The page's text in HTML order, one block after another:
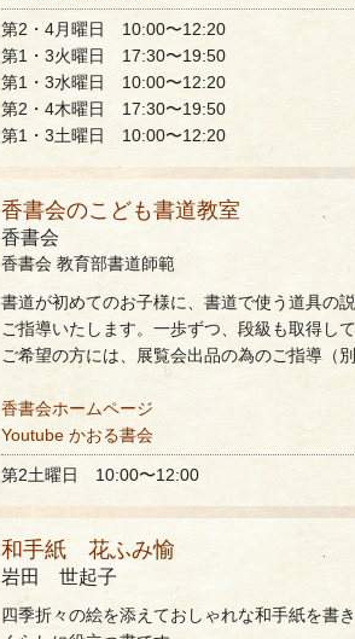
第2・4月曜日 10:00〜12:20
第1・3火曜日 17:30〜19:50
第1・3水曜日 10:00〜12:20
第2・4木曜日 17:30〜19:50
第1・3土曜日 10:00〜12:20
香書会のこども書道教室
香書会
香書会 教育部書道師範
書道が初めてのお子様に、書道で使う道具の
ご指導いたします。一歩ずつ、段級も取得し
ご希望の方には、展覧会出品の為のご指導（
香書会ホームページ
Youtube かおる書会
第2土曜日 10:00〜12:00
和手紙 花ふみ愉
岩田 世起子
四季折々の絵を添えておしゃれな和手紙を書き